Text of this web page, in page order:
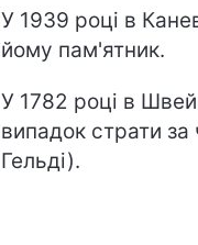
У 1939 році в
йому пам'ятник.
У 1782 році в
випадок страти
Гельді).